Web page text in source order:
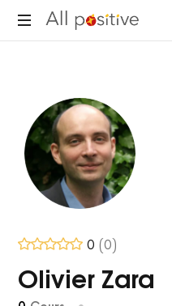
All
réinventer."
0 (0)
Olivier Zara